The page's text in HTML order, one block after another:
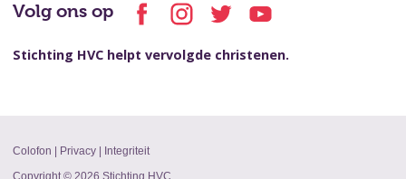
Volg ons op
Stichting HVC helpt vervolgde christenen.
Colofon | Privacy| Integriteit
Copyright © 2026 Stichting HVC